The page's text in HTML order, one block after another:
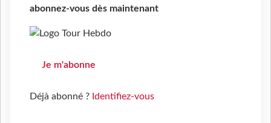
abonnez-vous dès maintenant
Je m'abonne
Déjà abonné ? Identifiez-vous